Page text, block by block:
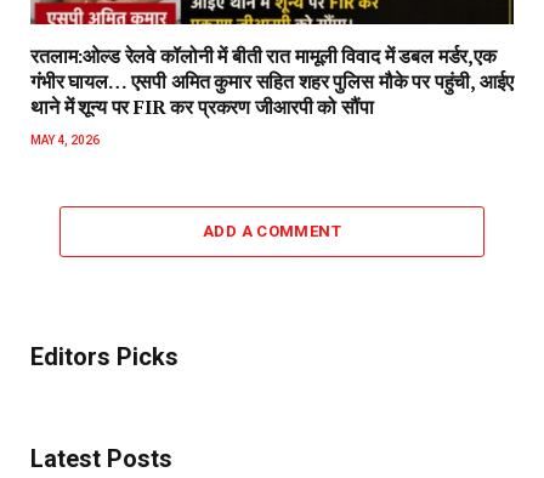
रतलाम:ओल्ड रेलवे कॉलोनी में बीती रात मामूली विवाद में डबल मर्डर,एक
गंभीर घायल… एसपी अमित कुमार सहित शहर पुलिस मौके पर पहुंची, आईए
थाने में शून्य पर FIR कर प्रकरण जीआरपी को सौंपा
MAY 4, 2026
ADD A COMMENT
Editors Picks
Latest Posts